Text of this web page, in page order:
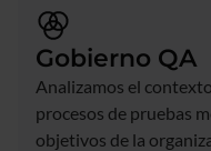
Gobierno QA
Analizamos el
procesos de pruebas
objetivos de la